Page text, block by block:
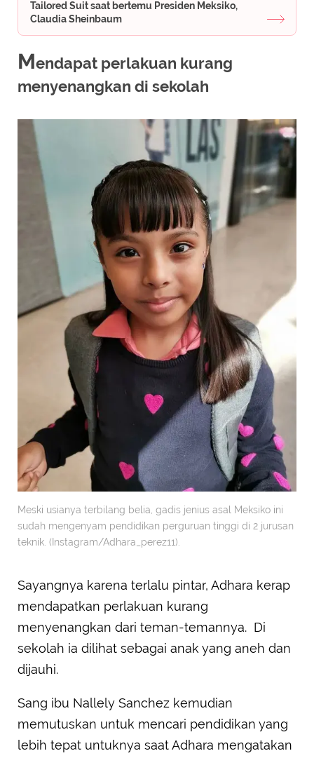
Tailored Suit saat bertemu Presiden Meksiko,
Claudia Sheinbaum
Mendapat perlakuan kurang
menyenangkan di sekolah
Meski usianya terbilang belia, gadis jenius asal Meksiko ini
sudah mengenyam pendidikan perguruan tinggi di 2 jurusan
teknik. (Instagram/Adhara_perez11).
Sayangnya karena terlalu pintar, Adhara kerap
mendapatkan perlakuan kurang
menyenangkan dari teman-temannya. Di
sekolah ia dilihat sebagai anak yang aneh dan
dijauhi.
Sang ibu Nallely Sanchez kemudian
memutuskan untuk mencari pendidikan yang
lebih tepat untuknya saat Adhara mengatakan